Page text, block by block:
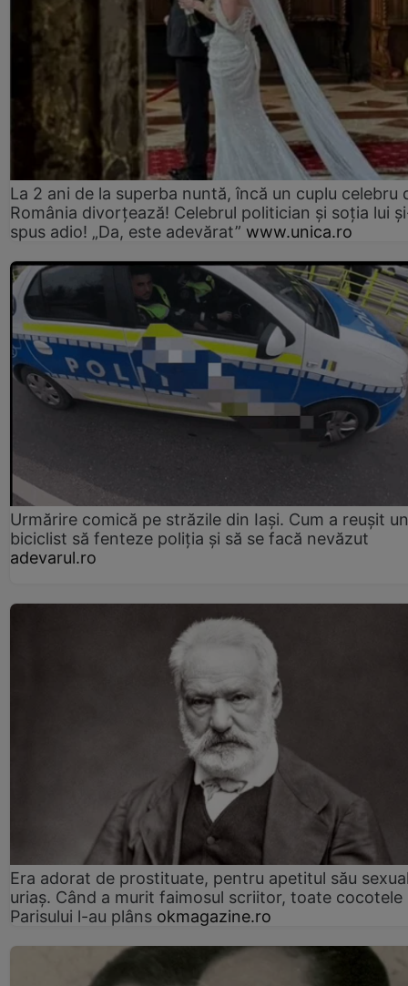
La 2 ani de la superba nuntă, încă un cuplu celebru
România divorțează! Celebrul politician și soția lui
spus adio! „Da, este adevărat” www.unica.ro
Urmărire comică pe străzile din Iași. Cum a reușit un
biciclist să fenteze poliția și să se facă nevăzut
adevarul.ro
Era adorat de prostituate, pentru apetitul său
uriaș. Când a murit faimosul scriitor, toate cocotele
Parisului l-au plâns okmagazine.ro